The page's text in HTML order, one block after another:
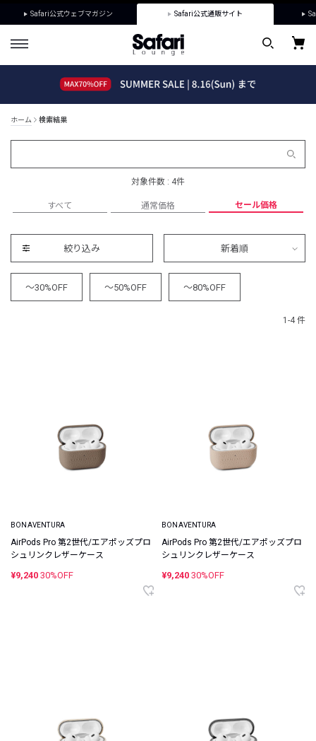
Safari公式ウェブマガジン Safari公式通販サイト
ホーム 検索結果
対象件数 : 4件
すべて 通常価格 セール価格
絞り込み 新着順
～30%OFF ～50%OFF ～80%OFF
1-4 件
BONAVENTURA
AirPods Pro 第2世代/エアポッズプロ
シュリンクレザーケース
¥9,240 30%OFF
BONAVENTURA
AirPods Pro 第2世代/エアポッズプロ
シュリンクレザーケース
¥9,240 30%OFF